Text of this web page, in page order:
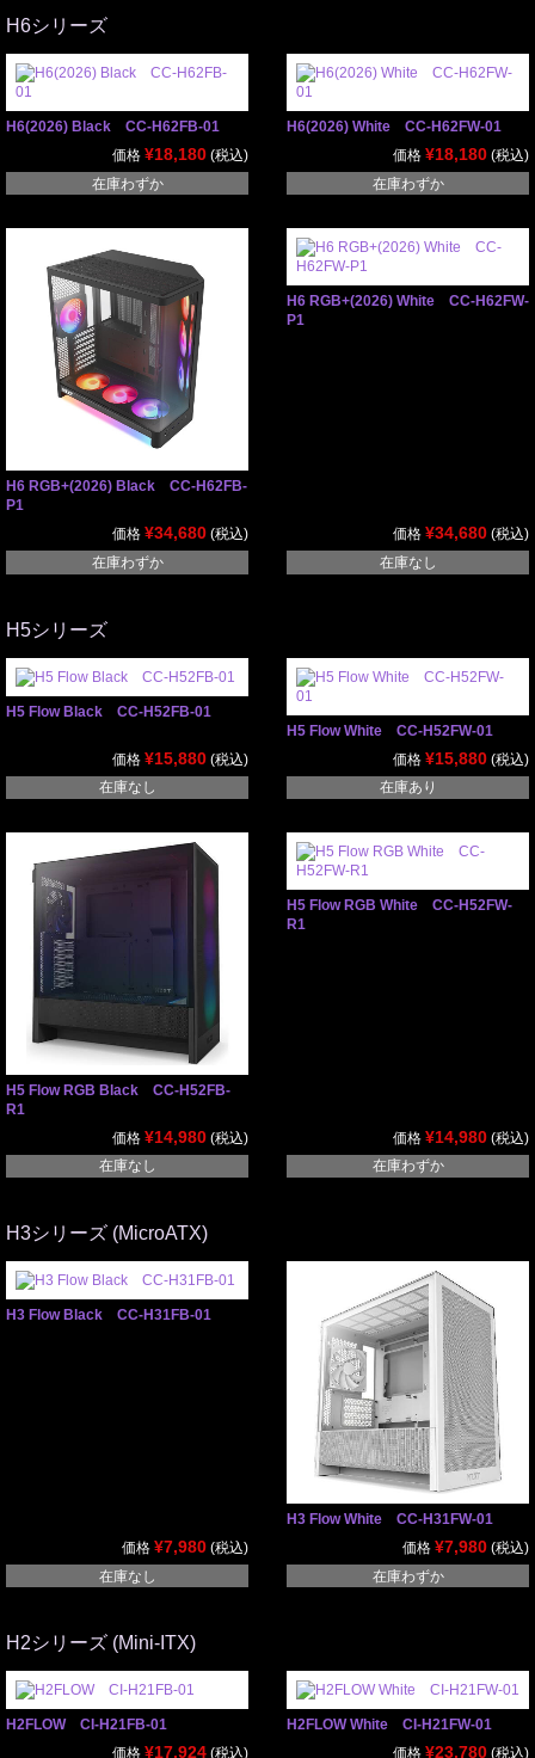
H6シリーズ
H6(2026) Black CC-H62FB-01
価格 ¥18,180 (税込)
在庫わずか
H6(2026) White CC-H62FW-01
価格 ¥18,180 (税込)
在庫わずか
H6 RGB+(2026) Black CC-H62FB-
P1
価格 ¥34,680 (税込)
在庫わずか
H6 RGB+(2026) White CC-H62FW-
P1
価格 ¥34,680 (税込)
在庫なし
H5シリーズ
H5 Flow Black CC-H52FB-01
価格 ¥15,880 (税込)
在庫なし
H5 Flow White CC-H52FW-01
価格 ¥15,880 (税込)
在庫あり
H5 Flow RGB Black CC-H52FB-
R1
価格 ¥14,980 (税込)
在庫なし
H5 Flow RGB White CC-H52FW-
R1
価格 ¥14,980 (税込)
在庫わずか
H3シリーズ (MicroATX)
H3 Flow Black CC-H31FB-01
価格 ¥7,980 (税込)
在庫なし
H3 Flow White CC-H31FW-01
価格 ¥7,980 (税込)
在庫わずか
H2シリーズ (Mini-ITX)
H2FLOW CI-H21FB-01
価格 ¥17,924 (税込)
H2FLOW White CI-H21FW-01
価格 ¥23,780 (税込)